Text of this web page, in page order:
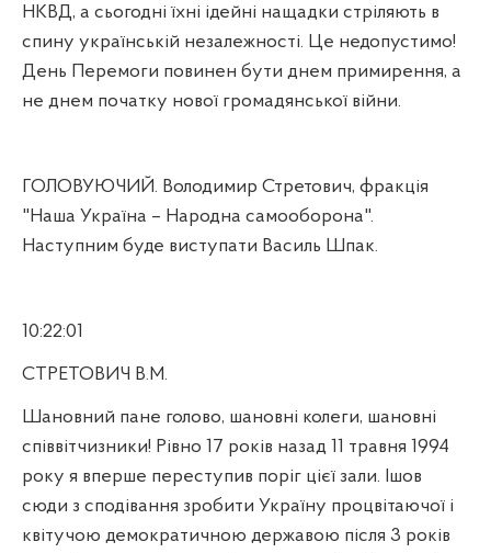
НКВД, а сьогодні їхні ідейні нащадки стріляють в
спину українській незалежності. Це недопустимо!
День Перемоги повинен бути днем примирення, а
не днем початку нової громадянської війни.
ГОЛОВУЮЧИЙ. Володимир Стретович, фракція
"Наша Україна – Народна самооборона".
Наступним буде виступати Василь Шпак.
10:22:01
СТРЕТОВИЧ В.М.
Шановний пане голово, шановні колеги, шановні
співвітчизники! Рівно 17 років назад 11 травня 1994
року я вперше переступив поріг цієї зали. Ішов
сюди з сподівання зробити Україну процвітаючої і
квітучою демократичною державою після 3 років